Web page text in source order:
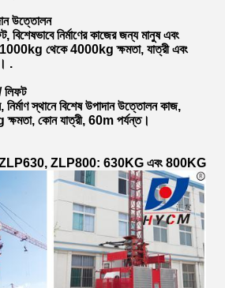
উত্তোলন
বিশেষভাবে নির্মাণের কাজের জন্য মানুষ এবং
থেকে 4000kg ক্ষমতা, যাত্রী এবং
.
লিফট
স্থানে বিশেষ উপাদান উত্তোলন কাজ,
কোন যাত্রী, 60m পর্যন্ত।
ZLP630, ZLP800: 630KG এবং 800KG